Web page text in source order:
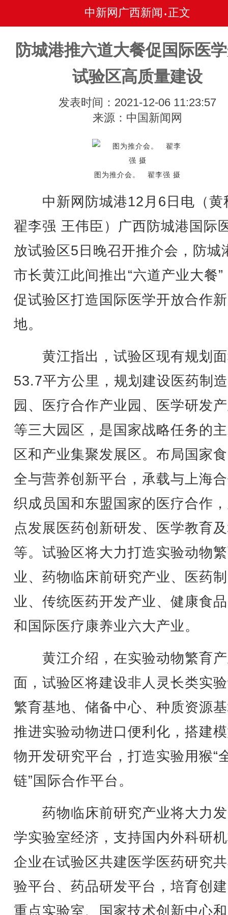
中新网广西新闻 • 正文
防城港推六道大餐促国际医
试验区高质量建设
发表时间：2021-12-06 11:23:57
来源：中国新闻网
图为推介会。 翟李强 摄
中新网防城港12月6日电（黄
翟李强 王伟臣）广西防城港国际
放试验区5日晚召开推介会，防城
市长黄江此间推出“六道产业大餐”
促试验区打造国际医学开放合作
地。
黄江指出，试验区现有规划
53.7平方公里，规划建设医药制
园、医疗合作产业园、医学研发
等三大园区，是国家战略任务的
区和产业集聚发展区。布局国家
全与营养创新平台，承载与上海
织成员国和东盟国家的医疗合作
点发展医药创新研发、医学教育
等。试验区将大力打造实验动物
业、药物临床前研究产业、医药
业、传统医药开发产业、健康食
和国际医疗康养业六大产业。
黄江介绍，在实验动物繁育
面，试验区将建设非人灵长类实
繁育基地、储备中心、种质资源
推进实验动物进口便利化，搭建
物开发研究平台，打造实验用猴“
链”国际合作平台。
药物临床前研究产业将大力
学实验室经济，支持国内外科研
企业在试验区共建医学医药研究
验平台、药品研发平台，培育创
重点实验室、国家技术创新中心